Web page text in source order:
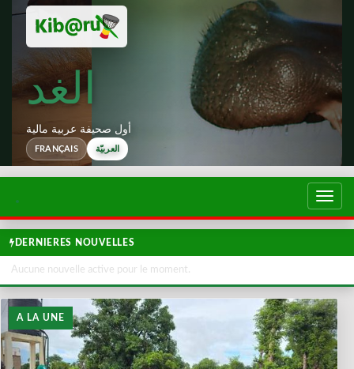
الغد
أول صحيفة عربية مالية
FRANÇAIS العربيّة
تبديل
DERNIERES NOUVELLES
Aucune nouvelle active pour le moment.
A LA UNE